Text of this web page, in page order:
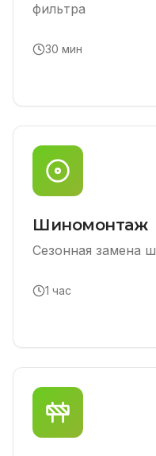
фильтра
30 мин
Шиномонтаж
Сезонная замена
1 час